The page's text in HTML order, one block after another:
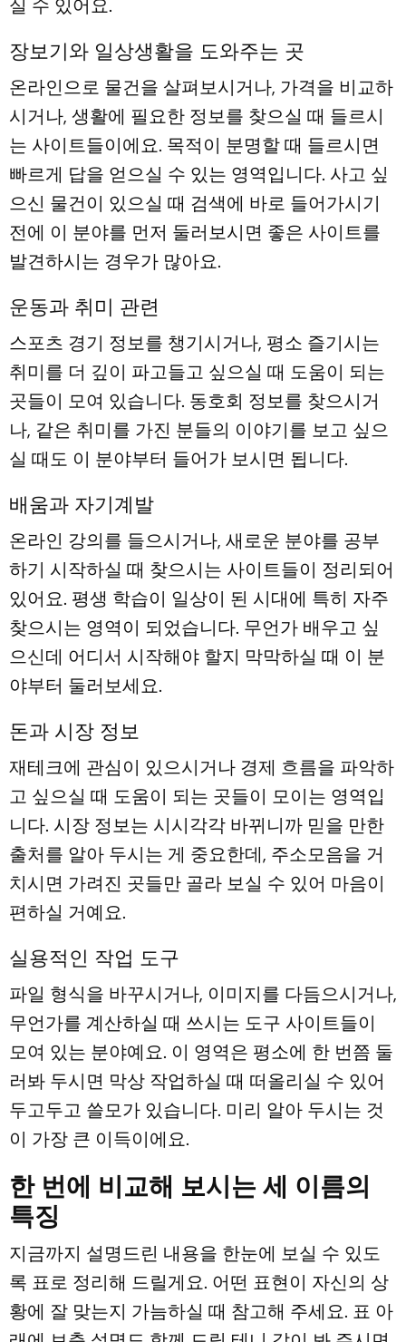
실 수 있어요.
장보기와 일상생활을 도와주는 곳
온라인으로 물건을 살펴보시거나, 가격을 비교하
시거나, 생활에 필요한 정보를 찾으실 때 들르시
는 사이트들이에요. 목적이 분명할 때 들르시면
빠르게 답을 얻으실 수 있는 영역입니다. 사고 싶
으신 물건이 있으실 때 검색에 바로 들어가시기
전에 이 분야를 먼저 둘러보시면 좋은 사이트를
발견하시는 경우가 많아요.
운동과 취미 관련
스포츠 경기 정보를 챙기시거나, 평소 즐기시는
취미를 더 깊이 파고들고 싶으실 때 도움이 되는
곳들이 모여 있습니다. 동호회 정보를 찾으시거
나, 같은 취미를 가진 분들의 이야기를 보고 싶으
실 때도 이 분야부터 들어가 보시면 됩니다.
배움과 자기계발
온라인 강의를 들으시거나, 새로운 분야를 공부
하기 시작하실 때 찾으시는 사이트들이 정리되어
있어요. 평생 학습이 일상이 된 시대에 특히 자주
찾으시는 영역이 되었습니다. 무언가 배우고 싶
으신데 어디서 시작해야 할지 막막하실 때 이 분
야부터 둘러보세요.
돈과 시장 정보
재테크에 관심이 있으시거나 경제 흐름을 파악하
고 싶으실 때 도움이 되는 곳들이 모이는 영역입
니다. 시장 정보는 시시각각 바뀌니까 믿을 만한
출처를 알아 두시는 게 중요한데, 주소모음을 거
치시면 가려진 곳들만 골라 보실 수 있어 마음이
편하실 거예요.
실용적인 작업 도구
파일 형식을 바꾸시거나, 이미지를 다듬으시거나,
무언가를 계산하실 때 쓰시는 도구 사이트들이
모여 있는 분야예요. 이 영역은 평소에 한 번쯤 둘
러봐 두시면 막상 작업하실 때 떠올리실 수 있어
두고두고 쓸모가 있습니다. 미리 알아 두시는 것
이 가장 큰 이득이에요.
한 번에 비교해 보시는 세 이름의
특징
지금까지 설명드린 내용을 한눈에 보실 수 있도
록 표로 정리해 드릴게요. 어떤 표현이 자신의 상
황에 잘 맞는지 가늠하실 때 참고해 주세요. 표 아